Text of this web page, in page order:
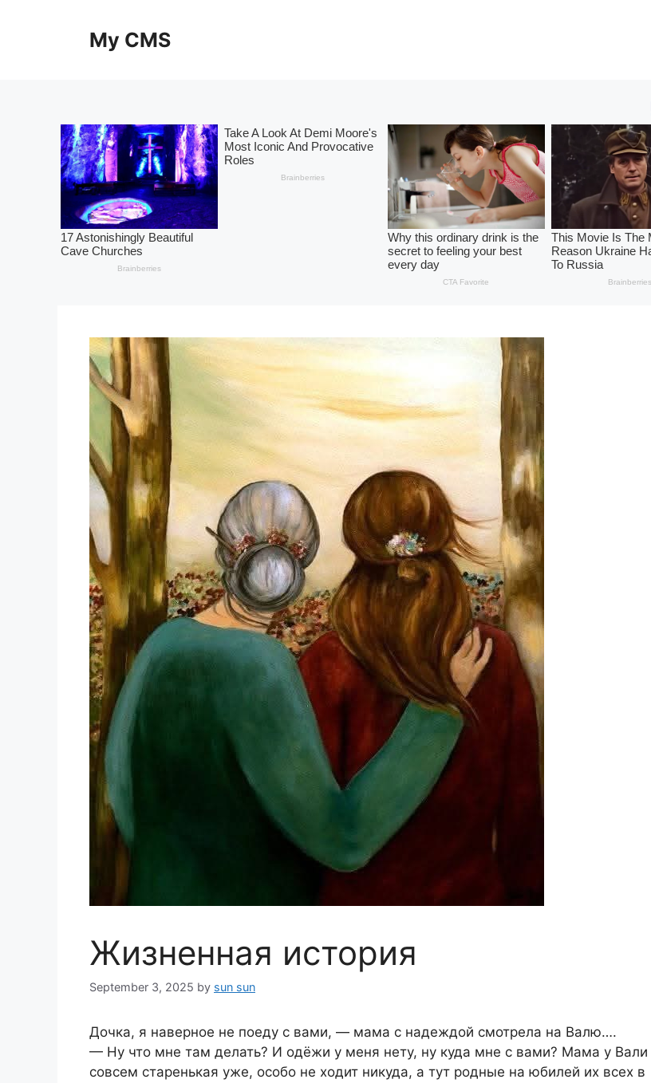
My CMS
Жизненная история
September 3, 2025 by sun sun
Дочка, я наверное не поеду с вами, — мама с надеждой смотрела на Валю….
— Ну что мне там делать? И одёжи у меня нету, ну куда мне с вами? Мама у Вали
совсем старенькая уже, особо не ходит никуда, а тут родные на юбилей их всех в